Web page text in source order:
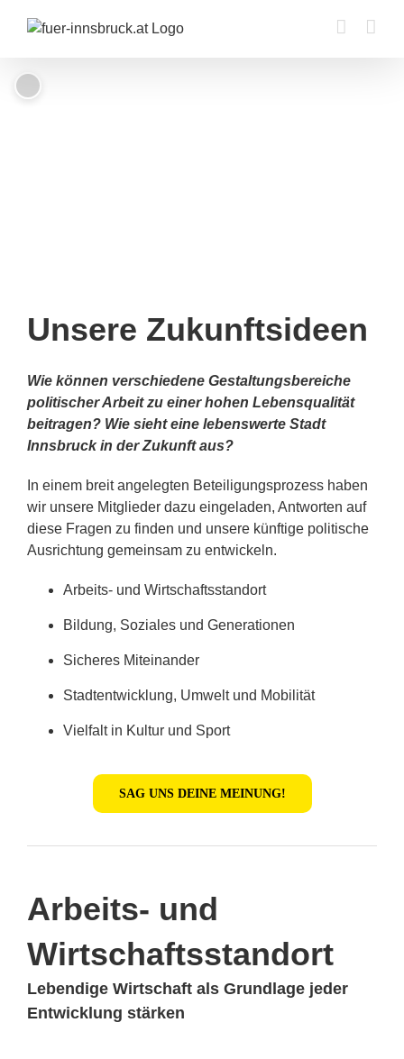
Inhalt
Unsere Zukunftsideen
Wie können verschiedene Gestaltungsbereiche
politischer Arbeit zu einer hohen Lebensqualität
beitragen? Wie sieht eine lebenswerte Stadt
Innsbruck in der Zukunft aus?
In einem breit angelegten Beteiligungsprozess haben
wir unsere Mitglieder dazu eingeladen, Antworten auf
diese Fragen zu finden und unsere künftige politische
Ausrichtung gemeinsam zu entwickeln.
Arbeits- und Wirtschaftsstandort
Bildung, Soziales und Generationen
Sicheres Miteinander
Stadtentwicklung, Umwelt und Mobilität
Vielfalt in Kultur und Sport
SAG UNS DEINE MEINUNG!
Arbeits- und
Wirtschaftsstandort
Lebendige Wirtschaft als Grundlage jeder
Entwicklung stärken